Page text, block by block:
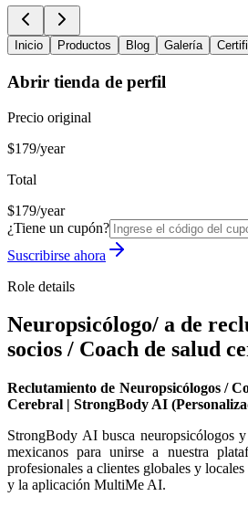
Inicio Productos Blog Galería
Abrir tienda de perfil
Precio original
$179/year
Total
$179/year
¿Tiene un cupón?
Suscribirse ahora
Role details
Neuropsicólogo/ a de
socios / Coach de salud
Reclutamiento de Neuropsicólogos /
Cerebral | StrongBody AI
StrongBody AI busca neuropsicólogos
mexicanos para unirse a nuestra
profesionales a clientes globales y
y la aplicación MultiMe AI.